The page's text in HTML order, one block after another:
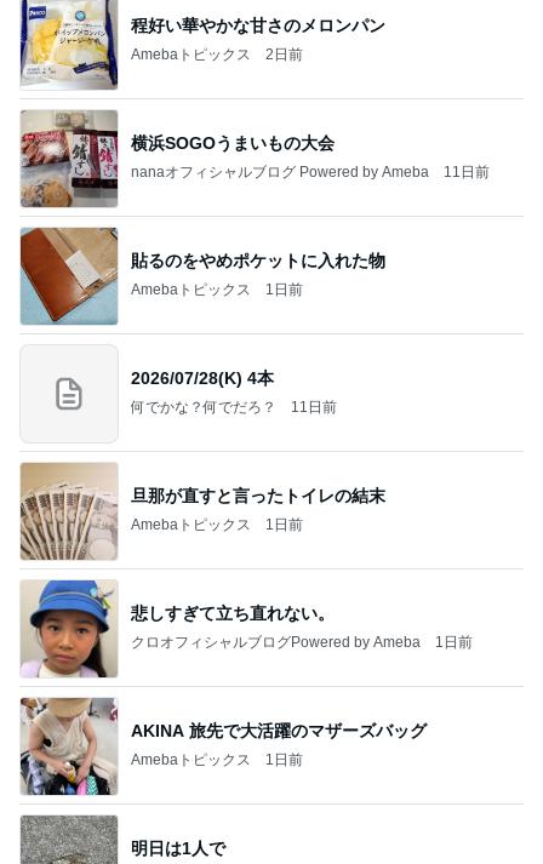
程好い華やかな甘さのメロンパン
Amebaトピックス 2日前
横浜SOGOうまいもの大会
nanaオフィシャルブログ Powered by Ameba 11日前
貼るのをやめポケットに入れた物
Amebaトピックス 1日前
2026/07/28(K) 4本
何でかな？何でだろ？ 11日前
旦那が直すと言ったトイレの結末
Amebaトピックス 1日前
悲しすぎて立ち直れない。
クロオフィシャルブログPowered by Ameba 1日前
AKINA 旅先で大活躍のマザーズバッグ
Amebaトピックス 1日前
明日は1人で